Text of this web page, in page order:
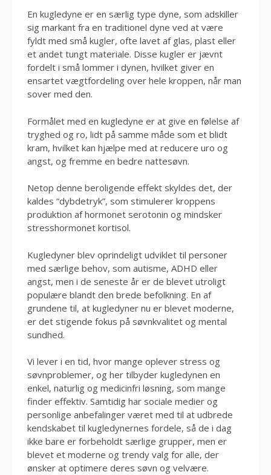
En kugledyne er en særlig type dyne, som adskiller
sig markant fra en traditionel dyne ved at være
fyldt med små kugler, ofte lavet af glas, plast eller
et andet tungt materiale. Disse kugler er jævnt
fordelt i små lommer i dynen, hvilket giver en
ensartet vægtfordeling over hele kroppen, når man
sover med den.
Formålet med en kugledyne er at give en følelse af
tryghed og ro, lidt på samme måde som et blidt
kram, hvilket kan hjælpe med at reducere uro og
angst, og fremme en bedre nattesøvn.
Netop denne beroligende effekt skyldes det, der
kaldes “dybdetryk”, som stimulerer kroppens
produktion af hormonet serotonin og mindsker
stresshormonet kortisol.
Kugledyner blev oprindeligt udviklet til personer
med særlige behov, som autisme, ADHD eller
angst, men i de seneste år er de blevet utroligt
populære blandt den brede befolkning. En af
grundene til, at kugledyner nu er blevet moderne,
er det stigende fokus på søvnkvalitet og mental
sundhed.
Vi lever i en tid, hvor mange oplever stress og
søvnproblemer, og her tilbyder kugledynen en
enkel, naturlig og medicinfri løsning, som mange
finder effektiv. Samtidig har sociale medier og
personlige anbefalinger været med til at udbrede
kendskabet til kugledynernes fordele, så de i dag
ikke bare er forbeholdt særlige grupper, men er
blevet et moderne og trendy valg for alle, der
ønsker at optimere deres søvn og velvære.